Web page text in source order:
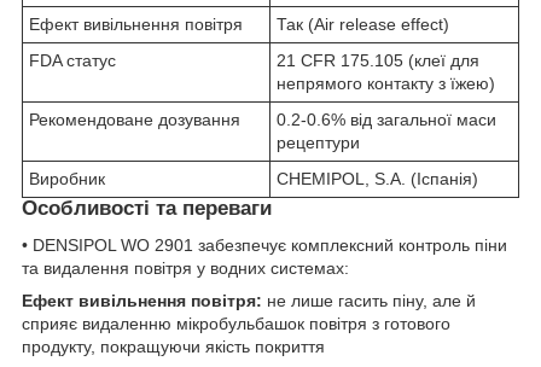
Ефект вивільнення повітря
Так (Air release effect)
FDA статус
21 CFR 175.105 (клеї для
непрямого контакту з їжею)
Рекомендоване дозування
0.2-0.6% від загальної маси
рецептури
Виробник
CHEMIPOL, S.A. (Іспанія)
Особливості та переваги
• DENSIPOL WO 2901 забезпечує комплексний контроль піни
та видалення повітря у водних системах:
Ефект вивільнення повітря: не лише гасить піну, але й
сприяє видаленню мікробульбашок повітря з готового
продукту, покращуючи якість покриття